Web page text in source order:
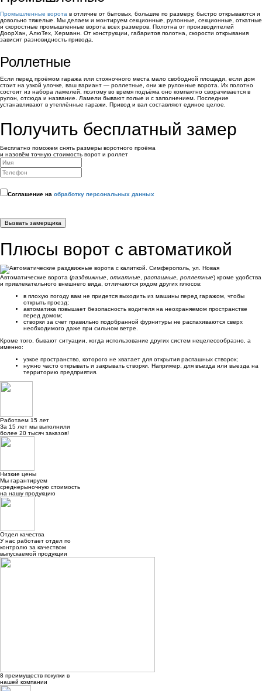
Промышленные ворота в отличие от бытовых, большие по размеру, быстро открываются и
довольно тяжелые. Мы делаем и монтируем секционные, рулонные, секционные, откатные
и скоростные промышленные ворота всех размеров. Полотна от производителей
ДоорХан, АлюТех, Херманн. От конструкции, габаритов полотна, скорости открывания
зависит разновидность привода.
Роллетные
Если перед проёмом гаража или стояночного места мало свободной площади, если дом
стоит на узкой улочке, ваш вариант — роллетные, они же рулонные ворота. Их полотно
состоит из набора ламелей, поэтому во время подъёма оно компактно сворачивается в
рулон, отсюда и название. Ламели бывают полые и с заполнением. Последние
устанавливают в утеплённые гаражи. Привод и вал составляют единое целое.
Получить бесплатный замер
Бесплатно поможем снять размеры воротного проёма
и назовём точную стоимость ворот и роллет
Соглашение на обработку персональных данных
Вызвать замерщика
Плюсы ворот с автоматикой
Автоматические ворота (раздвижные откатные распашные, роллетные) кроме удобства
и привлекательного внешнего вида, отличаются рядом других плюсов:
в плохую погоду вам не придется выходить из машины перед гаражом, чтобы
открыть проезд;
автоматика повышает безопасность водителя на неохраняемом пространстве
перед домом;
створки за счет правильно подобранной фурнитуры не распахиваются сверх
необходимого даже при сильном ветре.
Кроме того, бывают ситуации, когда использование других систем нецелесообразно, а
именно:
узкое пространство, которого не хватает для открытия распашных створок;
нужно часто открывать и закрывать створки. Например, для въезда или выезда на
территорию предприятия.
Работаем 15 лет
За 15 лет мы выполнили
более 20 тысяч заказов!
Низкие цены
Мы гарантируем
среднерыночную стоимость
на нашу продукцию
Отдел качества
У нас работает отдел по
контролю за качеством
выпускаемой продукции
8 преимуществ покупки в
нашей компании